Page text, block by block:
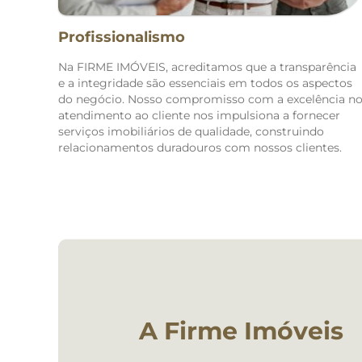
Profissionalismo
Na FIRME IMÓVEIS, acreditamos que a transparência
e a integridade são essenciais em todos os aspectos
do negócio. Nosso compromisso com a excelência no
atendimento ao cliente nos impulsiona a fornecer
serviços imobiliários de qualidade, construindo
relacionamentos duradouros com nossos clientes.
A Firme Imóveis